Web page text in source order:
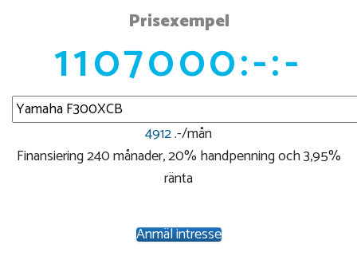
Prisexempel
1107000:-:-
4912.-/mån
Finansiering 240 månader, 20% handpenning och 3,95%
ränta
Anmäl intresse